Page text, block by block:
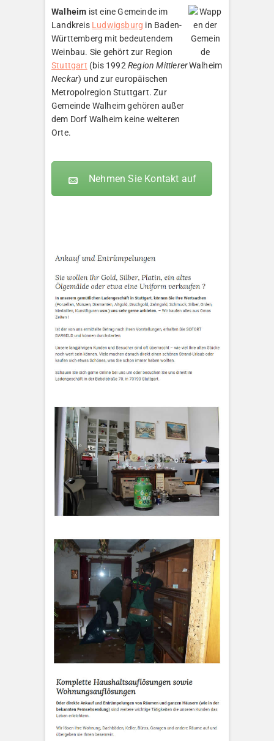
Walheim ist eine Gemeinde im
Landkreis Ludwigsburg in Baden-
Württemberg mit bedeutendem
Weinbau. Sie gehört zur Region
Stuttgart (bis 1992Region Mittlerer
Neckar) und zur europäischen
Metropolregion Stuttgart. Zur
Gemeinde Walheim gehören außer
dem Dorf Walheim keine weiteren
Orte.
Nehmen Sie Kontakt auf